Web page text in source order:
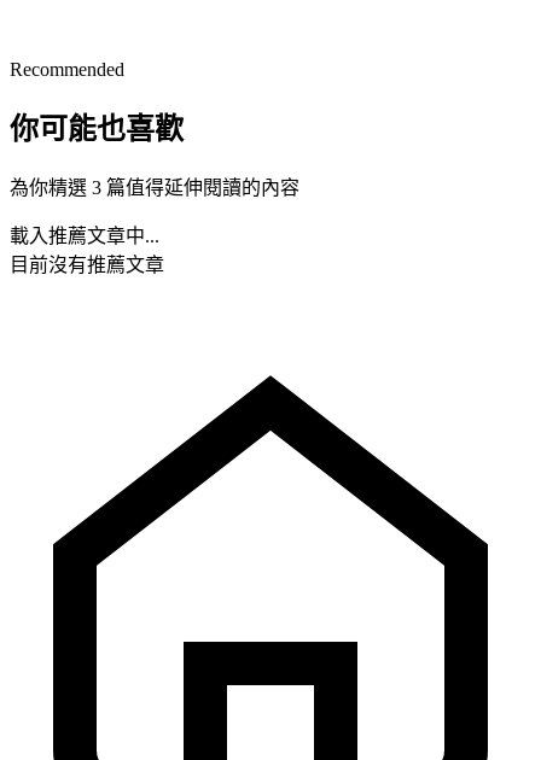
Recommended
你可能也喜歡
為你精選 3 篇值得延伸閱讀的內容
載入推薦文章中...
目前沒有推薦文章